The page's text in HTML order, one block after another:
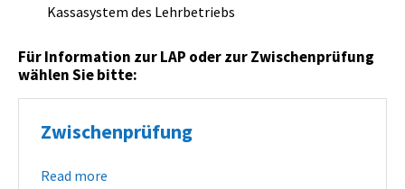
Kassasystem des Lehrbetriebs
Für Information zur LAP oder zur Zwischenprüfung
wählen Sie bitte:
Zwischenprüfung
Read more